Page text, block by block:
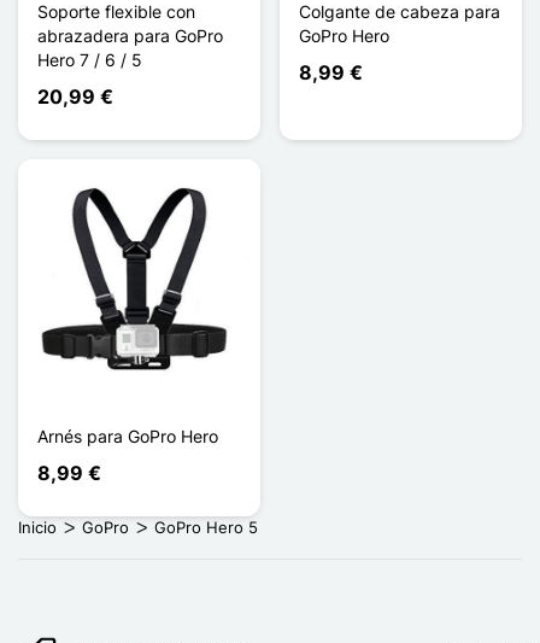
Soporte flexible con
abrazadera para GoPro
Hero 7 / 6 / 5
20,99 €
Colgante de cabeza para
GoPro Hero
8,99 €
Arnés para GoPro Hero
8,99 €
Inicio GoPro GoPro Hero 5